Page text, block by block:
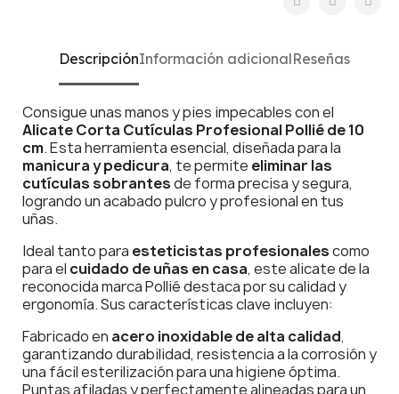
DescripciónInformación adicionalReseñas
Consigue unas manos y pies impecables con el
Alicate Corta Cutículas Profesional Pollié de 10
cm. Esta herramienta esencial, diseñada para la
manicura y pedicura, te permite eliminar las
cutículas sobrantesde forma precisa y segura,
logrando un acabado pulcro y profesional en tus
uñas.
Ideal tanto para esteticistas profesionalescomo
para el cuidado de uñas en casa, este alicate de la
reconocida marca Pollié destaca por su calidad y
ergonomía. Sus características clave incluyen:
Fabricado en acero inoxidable de alta calidad,
garantizando durabilidad, resistencia a la corrosión y
una fácil esterilización para una higiene óptima.
Puntas afiladas y perfectamente alineadas para un